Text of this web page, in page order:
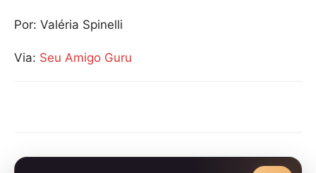
Por: Valéria Spinelli
Via: Seu Amigo Guru